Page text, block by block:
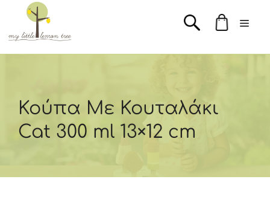
Μετάβαση
περιεχόμενο
Κούπα Με Κουταλάκι
Cat 300 ml 13×12 cm